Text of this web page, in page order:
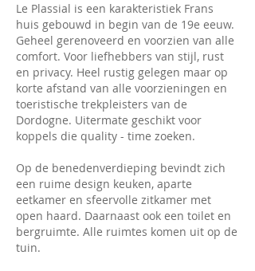
Le Plassial is een karakteristiek Frans
huis gebouwd in begin van de 19e eeuw.
Geheel gerenoveerd en voorzien van alle
comfort. Voor liefhebbers van stijl, rust
en privacy. Heel rustig gelegen maar op
korte afstand van alle voorzieningen en
toeristische trekpleisters van de
Dordogne. Uitermate geschikt voor
koppels die quality - time zoeken.
Op de benedenverdieping bevindt zich
een ruime design keuken, aparte
eetkamer en sfeervolle zitkamer met
open haard. Daarnaast ook een toilet en
bergruimte. Alle ruimtes komen uit op de
tuin.